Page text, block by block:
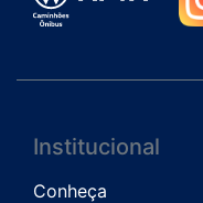
Institucional
Conheça